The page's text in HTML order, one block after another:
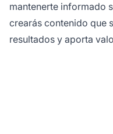
mantenerte informado
crearás contenido que
resultados y aporta